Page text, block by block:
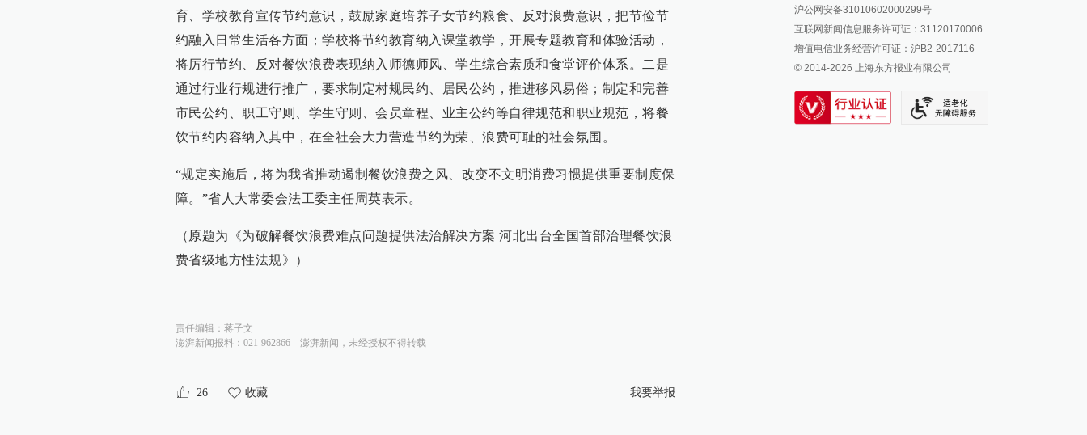
育、学校教育宣传节约意识，鼓励家庭培养子女节约粮食、反对浪费意识，把节俭节
约融入日常生活各方面；学校将节约教育纳入课堂教学，开展专题教育和体验活动，
将厉行节约、反对餐饮浪费表现纳入师德师风、学生综合素质和食堂评价体系。二是
通过行业行规进行推广，要求制定村规民约、居民公约，推进移风易俗；制定和完善
市民公约、职工守则、学生守则、会员章程、业主公约等自律规范和职业规范，将餐
饮节约内容纳入其中，在全社会大力营造节约为荣、浪费可耻的社会氛围。
“规定实施后，将为我省推动遏制餐饮浪费之风、改变不文明消费习惯提供重要制度保
障。”省人大常委会法工委主任周英表示。
（原题为《为破解餐饮浪费难点问题提供法治解决方案 河北出台全国首部治理餐饮浪
费省级地方性法规》）
责任编辑： 蒋子文
澎湃新闻报料：021-962866
澎湃新闻，未经授权不得转载
26 收藏 我要举报
澎湃新闻抖音号
派生万物开放平台
IP SHANGHAI
SIXTH TONE
沪公网安备31010602000299号
互联网新闻信息服务许可证：31120170006
增值电信业务经营许可证：沪B2-2017116
© 2014-2026 上海东方报业有限公司